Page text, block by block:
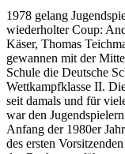
1978 gelang
wiederholter Coup:
Käser, Thomas
gewannen mit der
Schule die Deutsche
Wettkampfklasse II.
seit damals und für
war den
Anfang der 1980er
des ersten